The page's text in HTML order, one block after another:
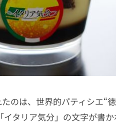
のは、世界的パティシエ“
タリア気分」の文字が書